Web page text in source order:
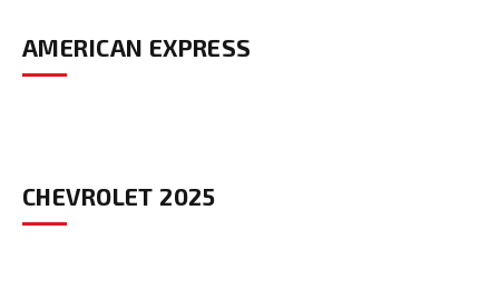
AMERICAN EXPRESS
CHEVROLET 2025